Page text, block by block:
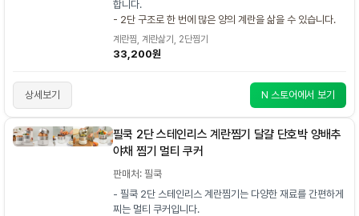
합니다.
- 2단 구조로 한 번에 많은 양의 계란을 삶을 수 있습니다.
계란찜, 계란삶기, 2단찜기
33,200원
상세보기 N 스토어에서 보기
필쿡 2단 스테인리스 계란찜기 달걀 단호박 양배추
야채 찜기 멀티 쿠커
판매처: 필쿡
- 필쿡 2단 스테인리스 계란찜기는 다양한 재료를 간편하게
찌는 멀티 쿠커입니다.